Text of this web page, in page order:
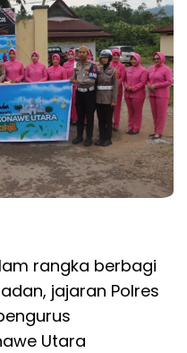
rangka berbagi
jajaran Polres
Utara